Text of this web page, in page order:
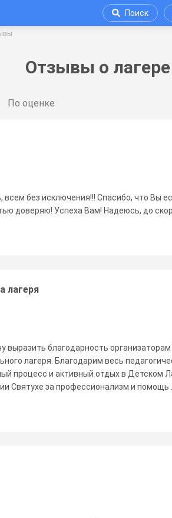
Поиск
Отзывы о
По оценке
без исключения!!! Спасибо, что Вы
доверяю! Успеха Вам! Надеюсь, до
лагеря
выразить благодарность
лагеря. Благодарим весь
процесс и активный отдых в Детском
Святухе за профессионализм и помощь